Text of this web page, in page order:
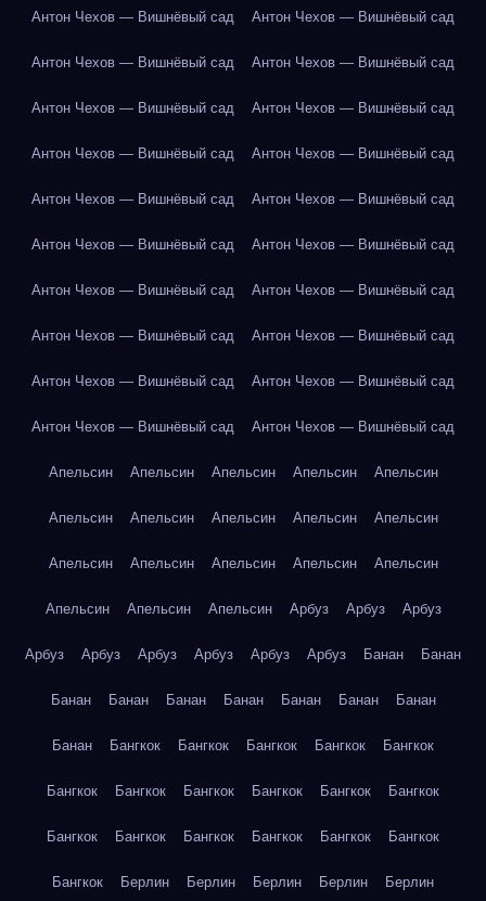
Антон Чехов — Вишнёвый сад Антон Чехов — Вишнёвый сад
Антон Чехов — Вишнёвый сад Антон Чехов — Вишнёвый сад
Антон Чехов — Вишнёвый сад Антон Чехов — Вишнёвый сад
Антон Чехов — Вишнёвый сад Антон Чехов — Вишнёвый сад
Антон Чехов — Вишнёвый сад Антон Чехов — Вишнёвый сад
Антон Чехов — Вишнёвый сад Антон Чехов — Вишнёвый сад
Антон Чехов — Вишнёвый сад Антон Чехов — Вишнёвый сад
Антон Чехов — Вишнёвый сад Антон Чехов — Вишнёвый сад
Антон Чехов — Вишнёвый сад Антон Чехов — Вишнёвый сад
Антон Чехов — Вишнёвый сад Антон Чехов — Вишнёвый сад
Апельсин Апельсин Апельсин Апельсин Апельсин
Апельсин Апельсин Апельсин Апельсин Апельсин
Апельсин Апельсин Апельсин Апельсин Апельсин
Апельсин Апельсин Апельсин Арбуз Арбуз Арбуз
Арбуз Арбуз Арбуз Арбуз Арбуз Арбуз Банан Банан
Банан Банан Банан Банан Банан Банан Банан
Банан Бангкок Бангкок Бангкок Бангкок Бангкок
Бангкок Бангкок Бангкок Бангкок Бангкок Бангкок
Бангкок Бангкок Бангкок Бангкок Бангкок Бангкок
Бангкок Берлин Берлин Берлин Берлин Берлин